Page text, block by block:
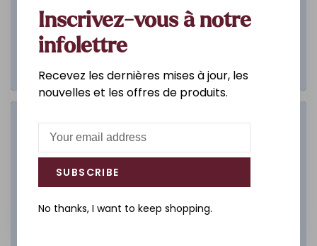
Salle de bain
DÉCOUVREZ
Inscrivez-vous à notre
infolettre
Recevez les dernières mises à jour, les
nouvelles et les offres de produits.
SUBSCRIBE
No thanks, I want to keep shopping.